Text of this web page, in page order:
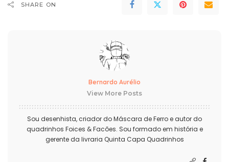
SHARE ON
Bernardo Aurélio
View More Posts
Sou desenhista, criador do Máscara de Ferro e autor do
quadrinhos Foices & Facões. Sou formado em história e
gerente da livraria Quinta Capa Quadrinhos